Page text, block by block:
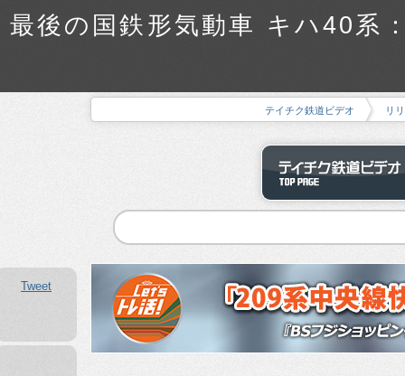
最後の国鉄形気動車 キハ40系
テイチク鉄道ビデオ リ
Tweet